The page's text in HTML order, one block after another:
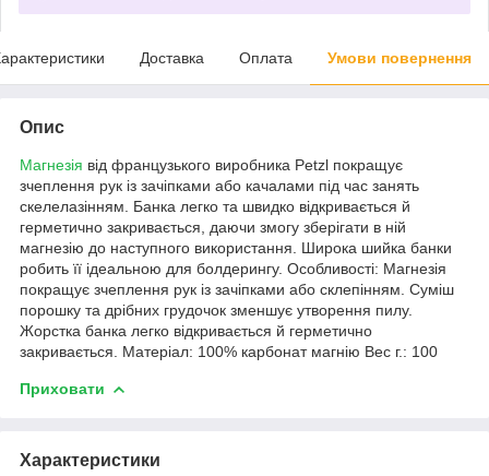
Доставка Оплата Умови повернення
Опис
Магнезія від французького виробника Petzl покращує
зчеплення рук із зачіпками або качалами під час занять
скелелазінням. Банка легко та швидко відкривається й
герметично закривається, даючи змогу зберігати в ній
магнезію до наступного використання. Широка шийка банки
робить її ідеальною для болдерингу. Особливості: Магнезія
покращує зчеплення рук із зачіпками або склепінням. Суміш
порошку та дрібних грудочок зменшує утворення пилу.
Жорстка банка легко відкривається й герметично
закривається. Матеріал: 100% карбонат магнію Вес г.: 100
Приховати
Характеристики